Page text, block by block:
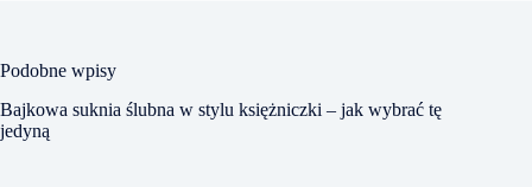
Podobne wpisy
Bajkowa suknia ślubna w stylu księżniczki – jak wybrać tę
jedyną